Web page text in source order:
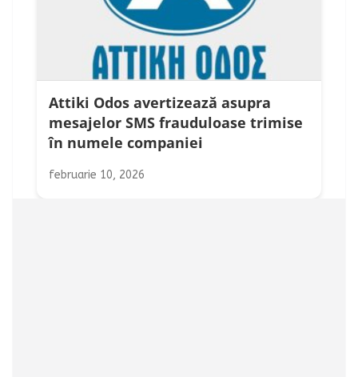
Attiki Odos avertizează asupra
mesajelor SMS frauduloase trimise
în numele companiei
februarie 10, 2026